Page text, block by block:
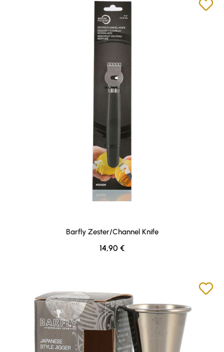
Barfly Zester/Channel Knife
Regulärer Preis:
14,90 €